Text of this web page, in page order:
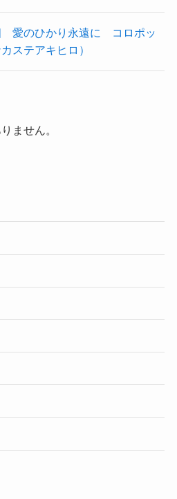
愛のひかり永遠に コロポッ
ステアキヒロ）
ません。